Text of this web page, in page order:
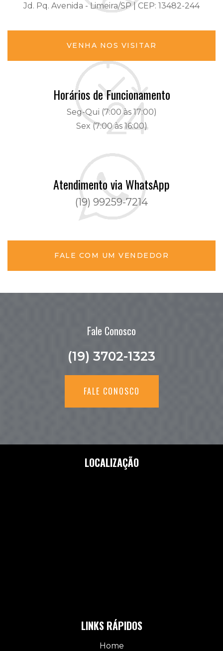
Jd. Pq. Avenida - Limeira/SP | CEP: 13482-244
VENHA NOS VISITAR
Horários de Funcionamento
Seg-Qui (7:00 às 17:00)
Sex (7:00 às 16:00)
Atendimento via WhatsApp
(19) 99259-7214
FALE COM UM VENDEDOR
Fale Conosco
(19) 3702-1323
FALE CONOSCO
LOCALIZAÇÃO
LINKS RÁPIDOS
Home